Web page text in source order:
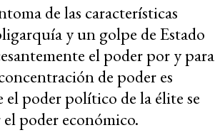
de las características
y un golpe de Estado
el poder por y para
de poder es
poder político de la élite se
poder económico.